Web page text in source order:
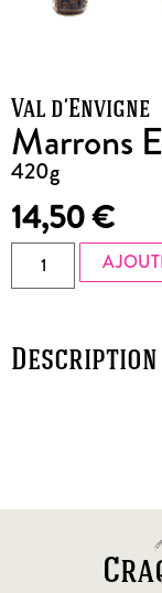
Val d’Envigne
Marrons
420g
14,50€
Description